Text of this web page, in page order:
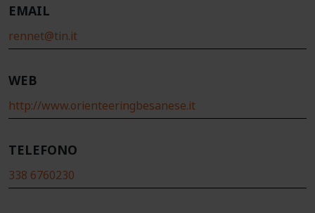
EMAIL
rennet@tin.it
WEB
http://www.orienteeringbesanese.it
TELEFONO
338 6760230